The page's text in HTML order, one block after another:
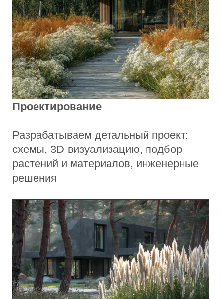
Команда
Над каждым проектом работает
команда специалистов: ландшафтный
дизайнер, инженер и специалисты по
реализации.
Такой подход позволяет продумать
до технических решений, от которых
зависит его состояние и уход.